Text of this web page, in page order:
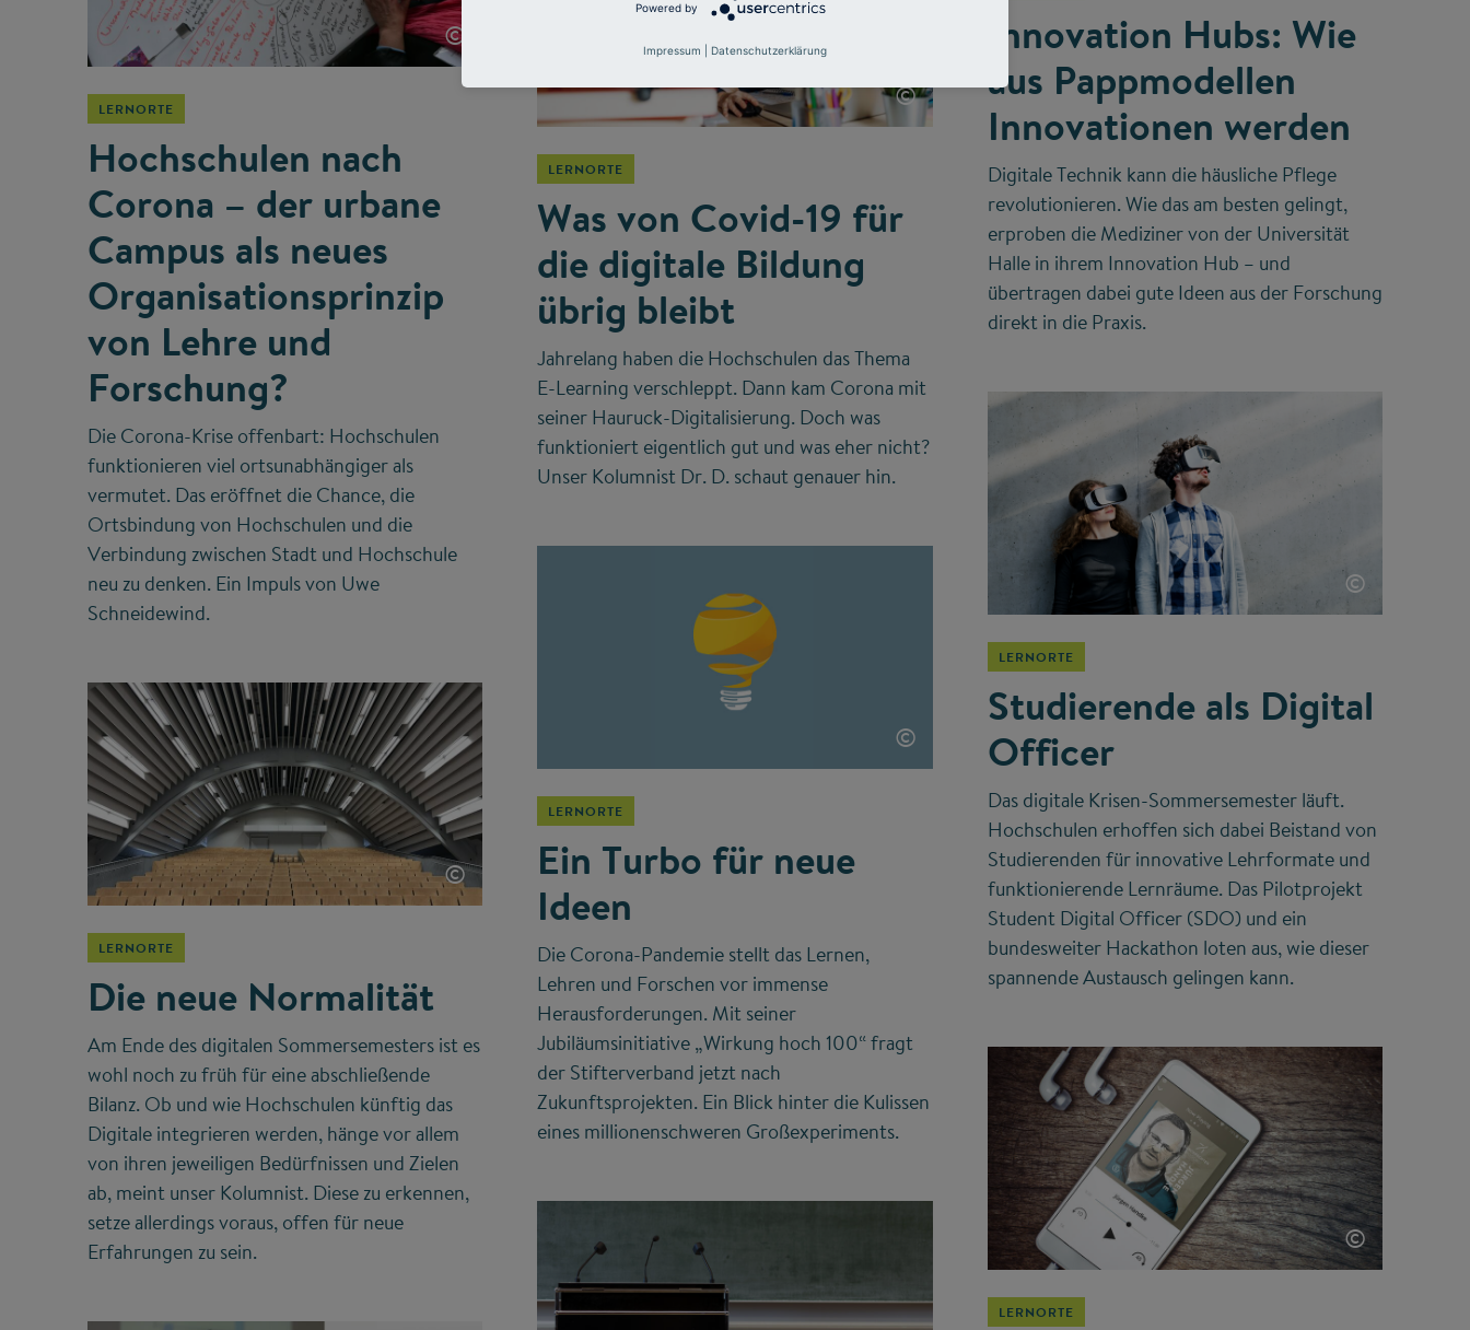
©
LERNORTE
Hochschulen nach
Corona – der urbane
Campus als neues
Organisationsprinzip
von Lehre und
Forschung?
Die Corona-Krise offenbart: Hochschulen
funktionieren viel ortsunabhängiger als
vermutet. Das eröffnet die Chance, die
Ortsbindung von Hochschulen und die
Verbindung zwischen Stadt und Hochschule
neu zu denken. Ein Impuls von Uwe
Schneidewind.
©
LERNORTE
Was von Covid-19 für
die digitale Bildung
übrig bleibt
Jahrelang haben die Hochschulen das Thema
E-Learning verschleppt. Dann kam Corona mit
seiner Hauruck-Digitalisierung. Doch was
funktioniert eigentlich gut und was eher nicht?
Unser Kolumnist Dr. D. schaut genauer hin.
Innovation Hubs: Wie
aus Pappmodellen
Innovationen werden
Digitale Technik kann die häusliche Pflege
revolutionieren. Wie das am besten gelingt,
erproben die Mediziner von der Universität
Halle in ihrem Innovation Hub – und
übertragen dabei gute Ideen aus der Forschung
direkt in die Praxis.
©
LERNORTE
Die neue Normalität
Am Ende des digitalen Sommersemesters ist es
wohl noch zu früh für eine abschließende
Bilanz. Ob und wie Hochschulen künftig das
Digitale integrieren werden, hänge vor allem
von ihren jeweiligen Bedürfnissen und Zielen
ab, meint unser Kolumnist. Diese zu erkennen,
setze allerdings voraus, offen für neue
Erfahrungen zu sein.
©
LERNORTE
Ein Turbo für neue
Ideen
Die Corona-Pandemie stellt das Lernen,
Lehren und Forschen vor immense
Herausforderungen. Mit seiner
Jubiläumsinitiative „Wirkung hoch 100“ fragt
der Stifterverband jetzt nach
Zukunftsprojekten. Ein Blick hinter die Kulissen
eines millionenschweren Großexperiments.
©
LERNORTE
Studierende als Digital
Officer
Das digitale Krisen-Sommersemester läuft.
Hochschulen erhoffen sich dabei Beistand von
Studierenden für innovative Lehrformate und
funktionierende Lernräume. Das Pilotprojekt
Student Digital Officer (SDO) und ein
bundesweiter Hackathon loten aus, wie dieser
spannende Austausch gelingen kann.
©
LERNORTE
Powered by
Impressum Datenschutzerklärung